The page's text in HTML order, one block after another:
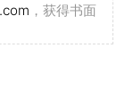
，获得书面